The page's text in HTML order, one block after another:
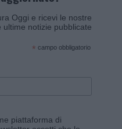
Oggi e ricevi le nostre
notizie pubblicate
* campo obbligatorio
piattaforma di